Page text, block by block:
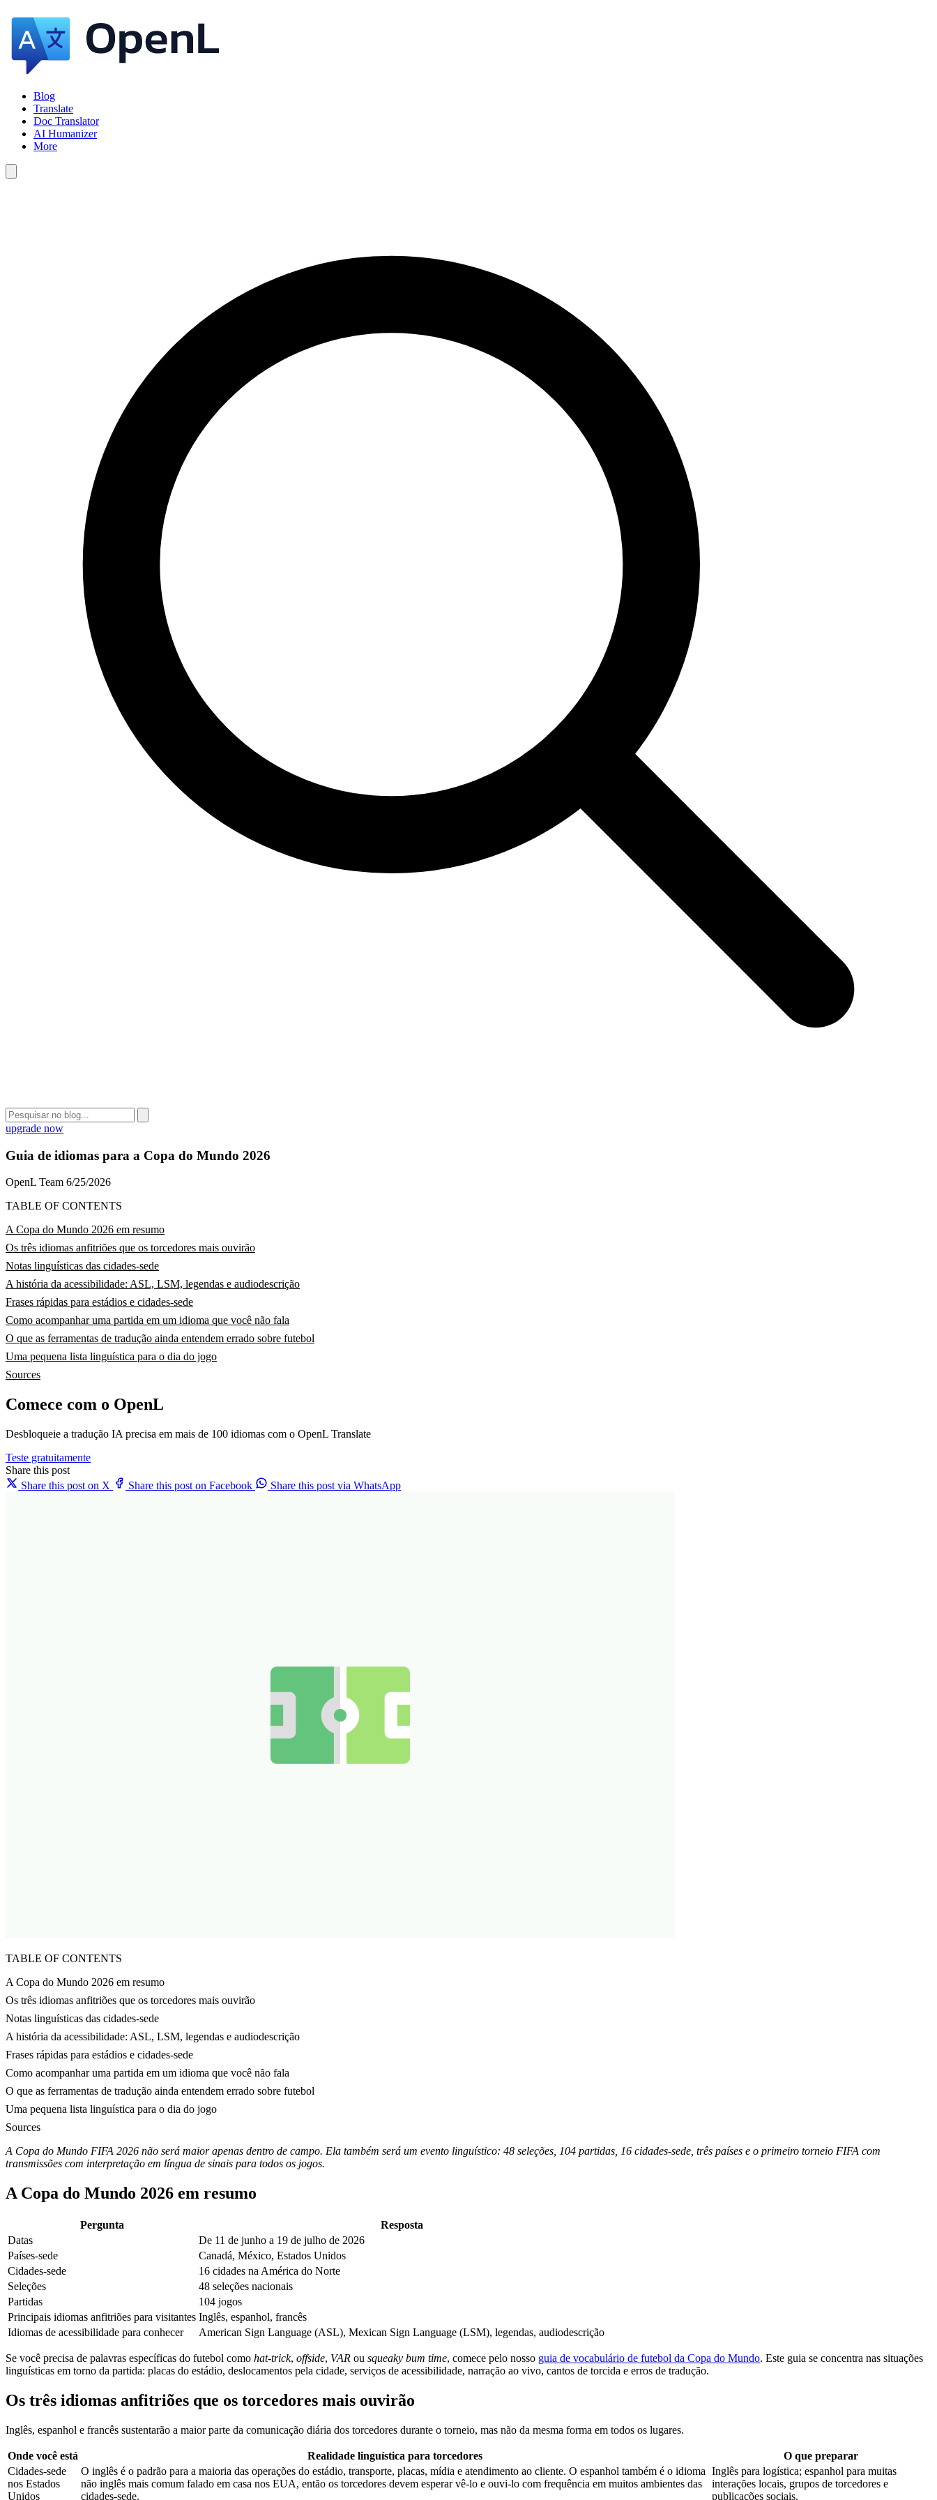
Blog
Translate
Doc Translator
AI Humanizer
More
upgrade now
Guia de idiomas para a Copa do Mundo 2026
OpenL Team 6/25/2026
TABLE OF CONTENTS
A Copa do Mundo 2026 em resumo
Os três idiomas anfitriões que os torcedores mais ouvirão
Notas linguísticas das cidades-sede
A história da acessibilidade: ASL, LSM, legendas e audiodescrição
Frases rápidas para estádios e cidades-sede
Como acompanhar uma partida em um idioma que você não fala
O que as ferramentas de tradução ainda entendem errado sobre futebol
Uma pequena lista linguística para o dia do jogo
Sources
Comece com o OpenL
Desbloqueie a tradução IA precisa em mais de 100 idiomas com o OpenL Translate
Teste gratuitamente
Share this post
Share this post on X
Share this post on Facebook Share this post via WhatsApp
TABLE OF CONTENTS
A Copa do Mundo 2026 em resumo
Os três idiomas anfitriões que os torcedores mais ouvirão
Notas linguísticas das cidades-sede
A história da acessibilidade: ASL, LSM, legendas e audiodescrição
Frases rápidas para estádios e cidades-sede
Como acompanhar uma partida em um idioma que você não fala
O que as ferramentas de tradução ainda entendem errado sobre futebol
Uma pequena lista linguística para o dia do jogo
Sources
A Copa do Mundo FIFA 2026 não será maior apenas dentro de campo. Ela também será um evento linguístico: 48 seleções, 104 partidas, 16 cidades-sede, três países e o primeiro torneio FIFA com
transmissões com interpretação em língua de sinais para todos os jogos.
A Copa do Mundo 2026 em resumo
Pergunta
Resposta
Datas
De 11 de junho a 19 de julho de 2026
Países-sede
Canadá, México, Estados Unidos
Cidades-sede
16 cidades na América do Norte
Seleções
48 seleções nacionais
Partidas
104 jogos
Principais idiomas anfitriões para visitantes Inglês, espanhol, francês
Idiomas de acessibilidade para conhecer
American Sign Language (ASL), Mexican Sign Language (LSM), legendas, audiodescrição
Se você precisa de palavras específicas do futebol como hat-trick, offside, VAR ou squeaky bum time, comece pelo nosso guia de vocabulário de futebol da Copa do Mundo. Este guia se concentra nas situações
linguísticas em torno da partida: placas do estádio, deslocamentos pela cidade, serviços de acessibilidade, narração ao vivo, cantos de torcida e erros de tradução.
Os três idiomas anfitriões que os torcedores mais ouvirão
Inglês, espanhol e francês sustentarão a maior parte da comunicação diária dos torcedores durante o torneio, mas não da mesma forma em todos os lugares.
Onde você está Realidade linguística para torcedores
O que preparar
Cidades-sede
nos Estados
Unidos
O inglês é o padrão para a maioria das operações do estádio, transporte, placas, mídia e atendimento ao cliente. O espanhol também é o idioma
não inglês mais comum falado em casa nos EUA, então os torcedores devem esperar vê-lo e ouvi-lo com frequência em muitos ambientes das
cidades-sede.
Inglês para logística; espanhol para muitas
interações locais, grupos de torcedores e
publicações sociais.